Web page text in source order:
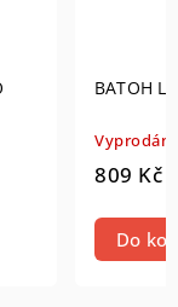
BATOH
809 Kč
Do